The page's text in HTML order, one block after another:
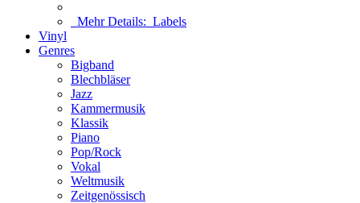
Mehr Details: Labels
Vinyl
Genres
Bigband
Blechbläser
Jazz
Kammermusik
Klassik
Piano
Pop/Rock
Vokal
Weltmusik
Zeitgenössisch